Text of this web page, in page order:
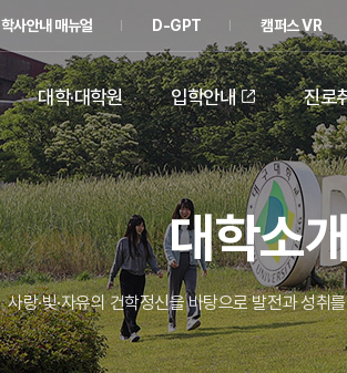
학사안내 매뉴얼 D-GPT 캠퍼스 VR
대학·대학원 입학안내 진로
대학소
사랑·빛·자유의 건학정신을 바탕으로 발전과 성취